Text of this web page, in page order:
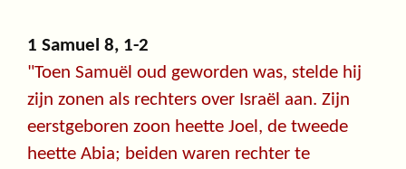
1 Samuel 8, 1-2
"Toen Samuël oud geworden was, stelde hij
zijn zonen als rechters over Israël aan. Zijn
eerstgeboren zoon heette Joel, de tweede
heette Abia; beiden waren rechter te